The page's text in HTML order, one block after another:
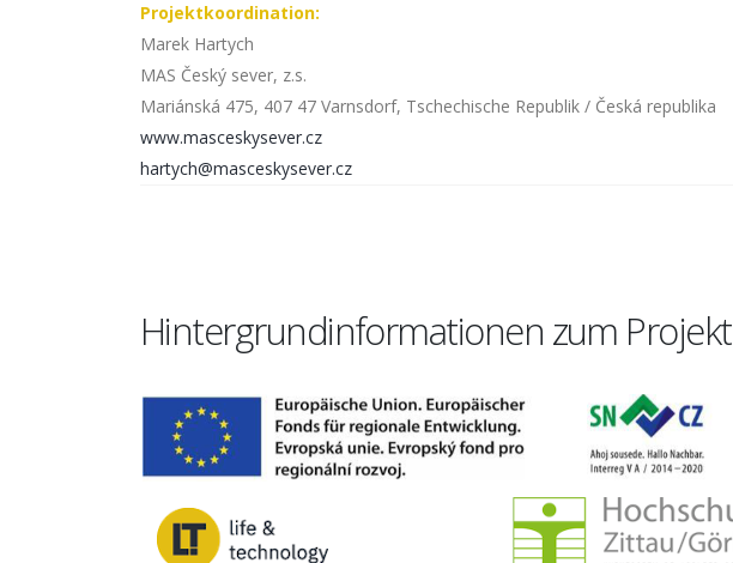
Projektkoordination:
Marek Hartych
MAS Český sever, z.s.
Mariánská 475, 407 47 Varnsdorf, Tschechische Republik / Česká republika
www.masceskysever.cz
hartych@masceskysever.cz
Hintergrundinformationen zum Projekt